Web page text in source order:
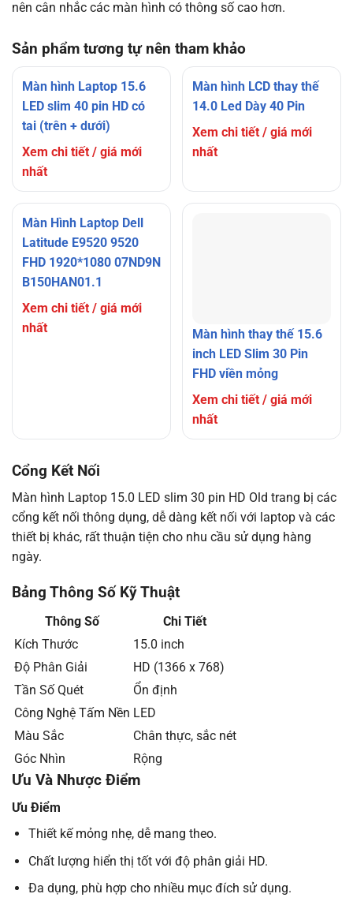
nên cân nhắc các màn hình có thông số cao hơn.
Sản phẩm tương tự nên tham khảo
Màn hình Laptop 15.6
LED slim 40 pin HD có
tai (trên + dưới)
Xem chi tiết / giá mới
nhất
Màn hình LCD thay thế
14.0 Led Dày 40 Pin
Xem chi tiết / giá mới
nhất
Màn Hình Laptop Dell
Latitude E9520 9520
FHD 1920*1080 07ND9N
B150HAN01.1
Xem chi tiết / giá mới
nhất
Màn hình thay thế 15.6
inch LED Slim 30 Pin
FHD viền mỏng
Xem chi tiết / giá mới
nhất
Cổng Kết Nối
Màn hình Laptop 15.0 LED slim 30 pin HD Old trang bị các
cổng kết nối thông dụng, dễ dàng kết nối với laptop và các
thiết bị khác, rất thuận tiện cho nhu cầu sử dụng hàng
ngày.
Bảng Thông Số Kỹ Thuật
Thông Số
Chi Tiết
Kích Thước
15.0 inch
Độ Phân Giải
HD (1366 x 768)
Tần Số Quét
Ổn định
Công Nghệ Tấm Nền LED
Màu Sắc
Chân thực, sắc nét
Góc Nhìn
Rộng
Ưu Và Nhược Điểm
Ưu Điểm
Thiết kế mỏng nhẹ, dễ mang theo.
Chất lượng hiển thị tốt với độ phân giải HD.
Đa dụng, phù hợp cho nhiều mục đích sử dụng.